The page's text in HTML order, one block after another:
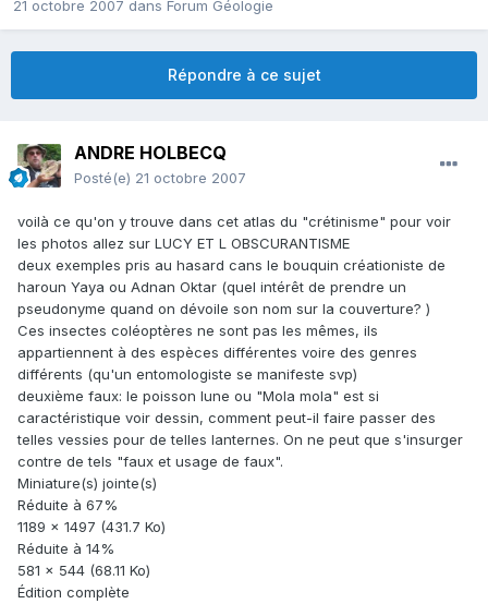
21 octobre 2007 dans Forum Géologie
Répondre à ce sujet
ANDRE HOLBECQ
Posté(e) 21 octobre 2007
voilà ce qu'on y trouve dans cet atlas du "crétinisme" pour voir
les photos allez sur LUCY ET L OBSCURANTISME
deux exemples pris au hasard cans le bouquin créationiste de
haroun Yaya ou Adnan Oktar (quel intérêt de prendre un
pseudonyme quand on dévoile son nom sur la couverture? )
Ces insectes coléoptères ne sont pas les mêmes, ils
appartiennent à des espèces différentes voire des genres
différents (qu'un entomologiste se manifeste svp)
deuxième faux: le poisson lune ou "Mola mola" est si
caractéristique voir dessin, comment peut-il faire passer des
telles vessies pour de telles lanternes. On ne peut que s'insurger
contre de tels "faux et usage de faux".
Miniature(s) jointe(s)
Réduite à 67%
1189 x 1497 (431.7 Ko)
Réduite à 14%
581 x 544 (68.11 Ko)
Édition complète